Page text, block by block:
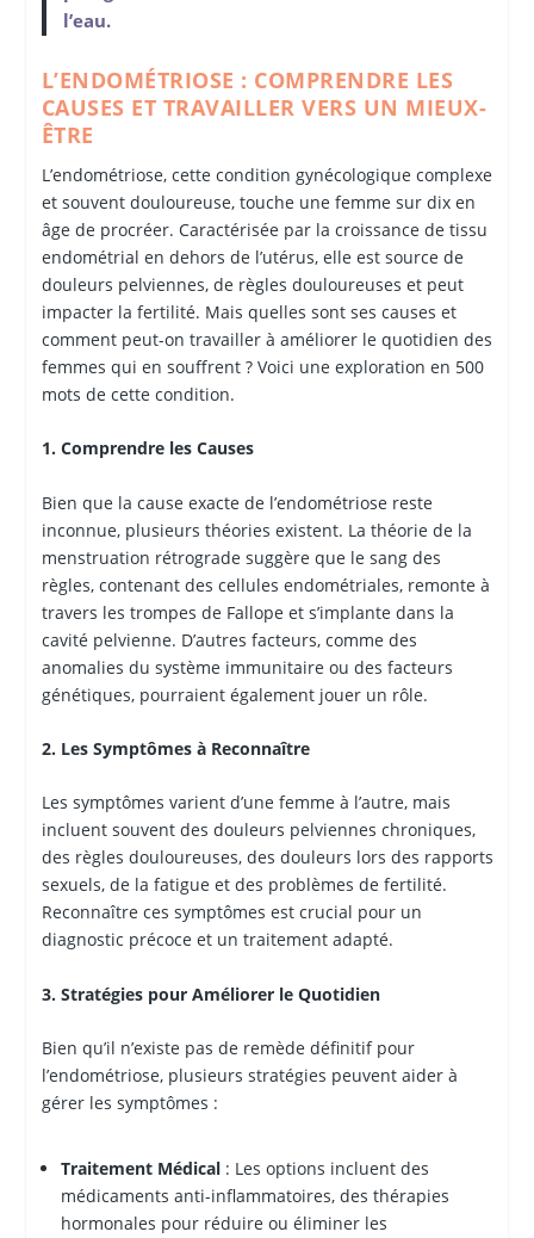
l’eau.
L’ENDOMÉTRIOSE : COMPRENDRE LES
CAUSES ET TRAVAILLER VERS UN MIEUX-
ÊTRE
L’endométriose, cette condition gynécologique complexe
et souvent douloureuse, touche une femme sur dix en
âge de procréer. Caractérisée par la croissance de tissu
endométrial en dehors de l’utérus, elle est source de
douleurs pelviennes, de règles douloureuses et peut
impacter la fertilité. Mais quelles sont ses causes et
comment peut-on travailler à améliorer le quotidien des
femmes qui en souffrent ? Voici une exploration en 500
mots de cette condition.
1. Comprendre les Causes
Bien que la cause exacte de l’endométriose reste
inconnue, plusieurs théories existent. La théorie de la
menstruation rétrograde suggère que le sang des
règles, contenant des cellules endométriales, remonte à
travers les trompes de Fallope et s’implante dans la
cavité pelvienne. D’autres facteurs, comme des
anomalies du système immunitaire ou des facteurs
génétiques, pourraient également jouer un rôle.
2. Les Symptômes à Reconnaître
Les symptômes varient d’une femme à l’autre, mais
incluent souvent des douleurs pelviennes chroniques,
des règles douloureuses, des douleurs lors des rapports
sexuels, de la fatigue et des problèmes de fertilité.
Reconnaître ces symptômes est crucial pour un
diagnostic précoce et un traitement adapté.
3. Stratégies pour Améliorer le Quotidien
Bien qu’il n’existe pas de remède définitif pour
l’endométriose, plusieurs stratégies peuvent aider à
gérer les symptômes :
Traitement Médical: Les options incluent des
médicaments anti-inflammatoires, des thérapies
hormonales pour réduire ou éliminer les